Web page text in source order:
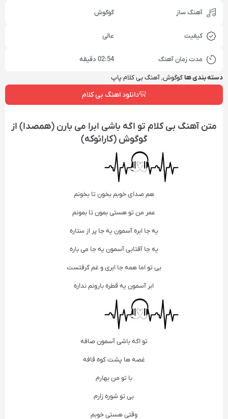
آهنگ ساز گوگوش
کیفیت عالی
مدت زمان آهنگ 02:54 دقیقه
دسته بندی هاگوگوش,آهنگ بی کلام پاپ
دانلود اهنگ بی کلام
متن آهنگ بی کلام تو اگه باشی ابرا می بارن (همصدا) از
گوگوش (کارائوکه)
هم صدای خوبم بخون تا بخونم
عمر من تو هستی بمون تا بمونم
یه جا ابره آسمون یه جا پر از ستاره
یه جا آفتابی آسمون یه جا می باره
بی تو اما همه جا ابری و غم گرفتست
ابر آسمون یه قطره بارونم نداره
تو اگه باشی آسمون صافه
غصه ها پشت کوه قافه
با تو من بهارم
بی تو شوره زارم
وقتی هستی خوبم